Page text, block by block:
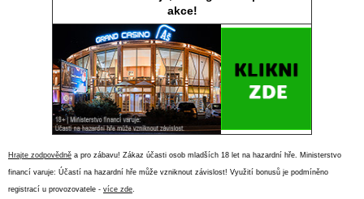
akce!
Hrajte zodpovědně a pro zábavu! Zákaz účasti osob mladších 18 let na hazardní hře. Ministerstvo
financí varuje: Účastí na hazardní hře může vzniknout závislost! Využití bonusů je podmíněno
registrací u provozovatele - více zde.